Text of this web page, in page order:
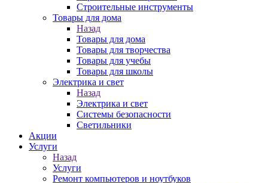
Строительные инструменты
Товары для дома
Назад
Товары для дома
Товары для творчества
Товары для учебы
Товары для школы
Электрика и свет
Назад
Электрика и свет
Системы безопасности
Светильники
Акции
Услуги
Назад
Услуги
Ремонт компьютеров и ноутбуков